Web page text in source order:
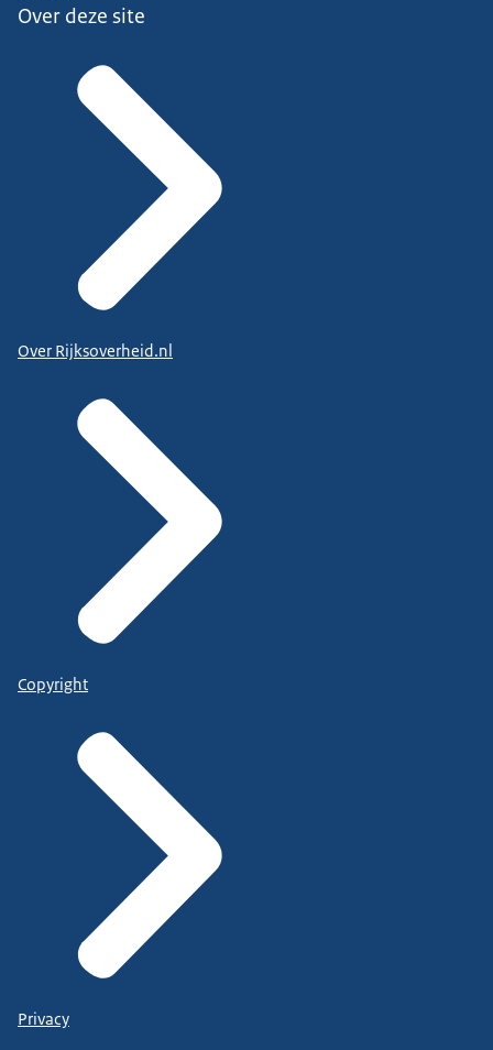
Over deze site
Over Rijksoverheid.nl
Copyright
Privacy